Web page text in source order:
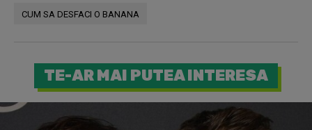
CUM SA DESFACI O BANANA
TE-AR MAI PUTEA INTERESA